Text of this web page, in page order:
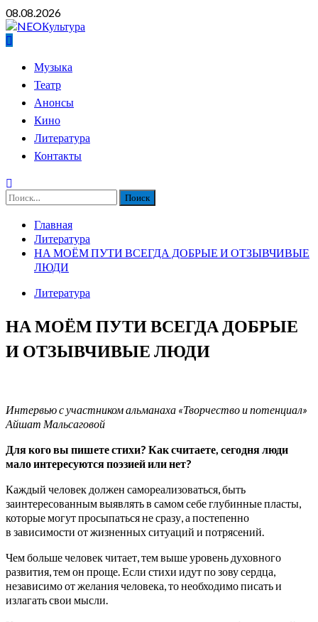
Перейти
к
содержимому
08.08.2026
ОсновноеМузыка
Театр
Анонсы
Кино
Литература
Контакты
Найти:
Главная
Литература
НА МОЁМ ПУТИ ВСЕГДА ДОБРЫЕ И ОТЗЫВЧИВЫЕ
ЛЮДИ
Литература
НА МОЁМ ПУТИ ВСЕГДА ДОБРЫЕ
И ОТЗЫВЧИВЫЕ ЛЮДИ
Интервью с участником альманаха «Творчество и потенциал»
Айшат Мальсаговой
Для кого вы пишете стихи? Как считаете, сегодня люди
мало интересуются поэзией или нет?
Каждый человек должен самореализоваться, быть
заинтересованным выявлять в самом себе глубинные пласты,
которые могут просыпаться не сразу, а постепенно
в зависимости от жизненных ситуаций и потрясений.
Чем больше человек читает, тем выше уровень духовного
развития, тем он проще. Если стихи идут по зову сердца,
независимо от желания человека, то необходимо писать и
излагать свои мысли.